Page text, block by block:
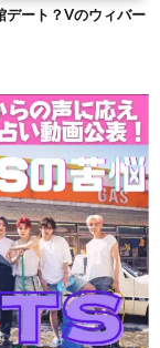
デート？Vのウィバー